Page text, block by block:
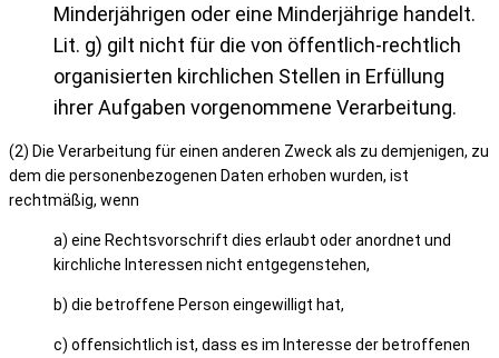
Minderjährigen oder eine Minderjährige handelt.
Lit. g) gilt nicht für die von öffentlich-rechtlich
organisierten kirchlichen Stellen in Erfüllung
ihrerAufgaben vorgenommene Verarbeitung.
(2) Die Verarbeitung für einen anderen Zweck als zu demjenigen, zu
dem die personenbezogenen Daten erhoben wurden, ist
rechtmäßig, wenn
a) eine Rechtsvorschrift dies erlaubt oder anordnet und
kirchliche Interessen nicht entgegenstehen,
b) die betroffene Person eingewilligt hat,
c) offensichtlich ist, dass es im Interesse der betroffenen